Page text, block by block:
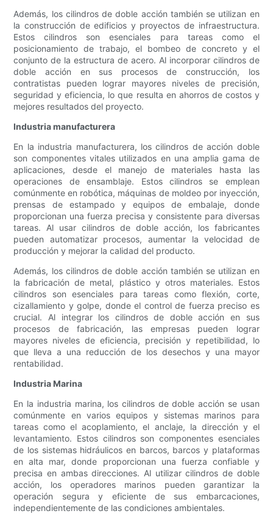
Además, los cilindros de doble acción también se utilizan en
la construcción de edificios y proyectos de infraestructura.
Estos cilindros son esenciales para tareas como el
posicionamiento de trabajo, el bombeo de concreto y el
conjunto de la estructura de acero. Al incorporar cilindros de
doble acción en sus procesos de construcción, los
contratistas pueden lograr mayores niveles de precisión,
seguridad y eficiencia, lo que resulta en ahorros de costos y
mejores resultados del proyecto.
Industria manufacturera
En la industria manufacturera, los cilindros de acción doble
son componentes vitales utilizados en una amplia gama de
aplicaciones, desde el manejo de materiales hasta las
operaciones de ensamblaje. Estos cilindros se emplean
comúnmente en robótica, máquinas de moldeo por inyección,
prensas de estampado y equipos de embalaje, donde
proporcionan una fuerza precisa y consistente para diversas
tareas. Al usar cilindros de doble acción, los fabricantes
pueden automatizar procesos, aumentar la velocidad de
producción y mejorar la calidad del producto.
Además, los cilindros de doble acción también se utilizan en
la fabricación de metal, plástico y otros materiales. Estos
cilindros son esenciales para tareas como flexión, corte,
cizallamiento y golpe, donde el control de fuerza preciso es
crucial. Al integrar los cilindros de doble acción en sus
procesos de fabricación, las empresas pueden lograr
mayores niveles de eficiencia, precisión y repetibilidad, lo
que lleva a una reducción de los desechos y una mayor
rentabilidad.
Industria Marina
En la industria marina, los cilindros de doble acción se usan
comúnmente en varios equipos y sistemas marinos para
tareas como el acoplamiento, el anclaje, la dirección y el
levantamiento. Estos cilindros son componentes esenciales
de los sistemas hidráulicos en barcos, barcos y plataformas
en alta mar, donde proporcionan una fuerza confiable y
precisa en ambas direcciones. Al utilizar cilindros de doble
acción, los operadores marinos pueden garantizar la
operación segura y eficiente de sus embarcaciones,
independientemente de las condiciones ambientales.